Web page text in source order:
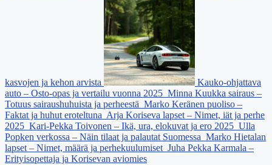
kasvojen ja kehon arvista
Kauko-ohjattava
auto – Osto-opas ja vertailu vuonna 2025 Minna Kuukka sairaus –
Totuus sairaushuhuista ja perheestä Marko Keränen puoliso –
Faktat ja huhut eroteltuna Arja Koriseva lapset – Nimet, iät ja perhe
2025 Kari-Pekka Toivonen – Ikä, ura, elokuvat ja ero 2025 Ulla
Popken verkossa – Näin tilaat ja palautat Suomessa Marko Hietalan
lapset – Nimet, määrä ja perhekuulumiset Juha Pekka Karmala –
Erityisopettaja ja Korisevan aviomies